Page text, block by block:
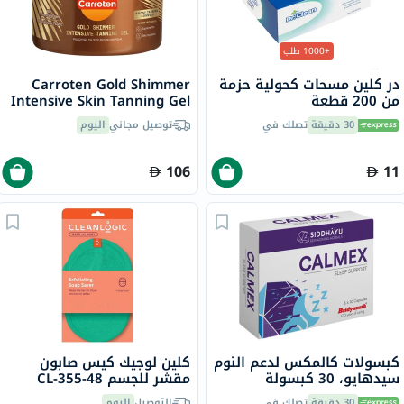
+1000 طلب
در كلين مسحات كحولية حزمة
من 200 قطعة
30 دقيقة تصلك في
11
Carroten Gold Shimmer
Intensive Skin Tanning Gel
150mlتوصيل مجاني اليوم
106
كبسولات كالمكس لدعم النوم
سيدهايو، 30 كبسولة
كلين لوجيك كيس صابون
مقشر للجسم CL-355-48